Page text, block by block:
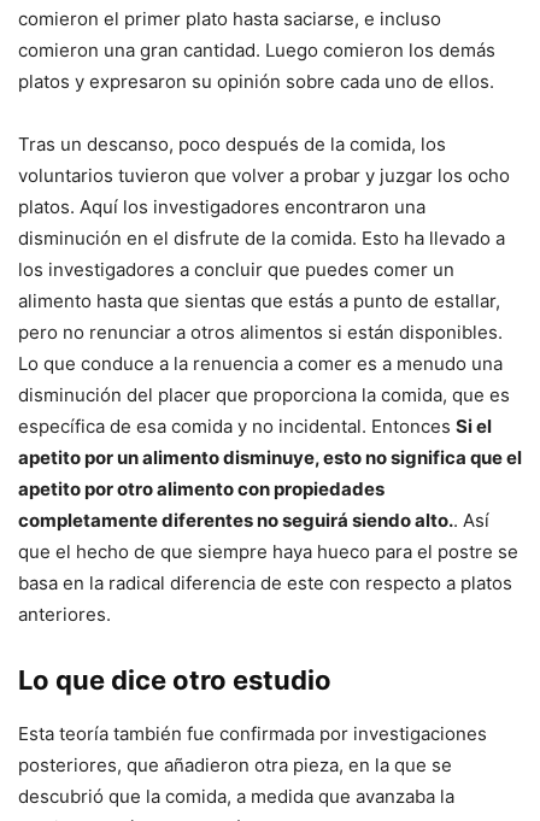
comieron el primer plato hasta saciarse, e incluso
comieron una gran cantidad. Luego comieron los demás
platos y expresaron su opinión sobre cada uno de ellos.
Tras un descanso, poco después de la comida, los
voluntarios tuvieron que volver a probar y juzgar los ocho
platos. Aquí los investigadores encontraron una
disminución en el disfrute de la comida. Esto ha llevado a
los investigadores a concluir que puedes comer un
alimento hasta que sientas que estás a punto de estallar,
pero no renunciar a otros alimentos si están disponibles.
Lo que conduce a la renuencia a comer es a menudo una
disminución del placer que proporciona la comida, que es
específica de esa comida y no incidental. Entonces Si el
apetito por un alimento disminuye, esto no significa que el
apetito por otro alimento con propiedades
completamente diferentes no seguirá siendo alto.. Así
que el hecho de que siempre haya hueco para el postre se
basa en la radical diferencia de este con respecto a platos
anteriores.
Lo que dice otro estudio
Esta teoría también fue confirmada por investigaciones
posteriores, que añadieron otra pieza, en la que se
descubrió que la comida, a medida que avanzaba la